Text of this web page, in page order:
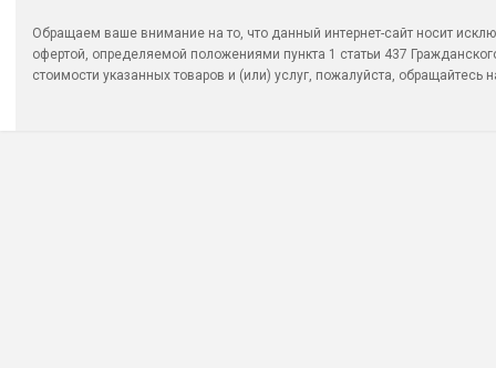
Обращаем ваше внимание на то, что данный интернет-сайт носит
офертой, определяемой положениями пункта 1 статьи 437
стоимости указанных товаров и (или) услуг, пожалуйста, обращайтесь